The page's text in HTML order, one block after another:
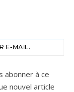
E-MAIL.
abonner à ce
nouvel article